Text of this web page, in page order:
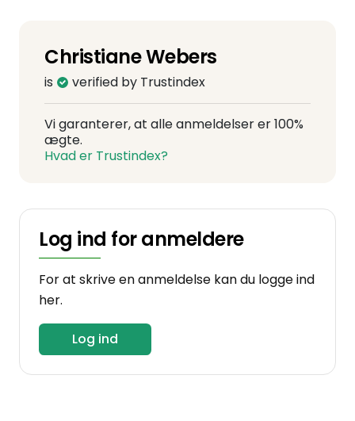
Christiane Webers
is verified by Trustindex
Vi garanterer, at alle anmeldelser er 100%
ægte.
Hvad er Trustindex?
Log ind for anmeldere
For at skrive en anmeldelse kan du logge ind
her.
Log ind